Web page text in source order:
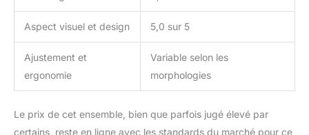
Aspect visuel et design 5,0 sur 5
Ajustement et
ergonomie
Variable selon les
morphologies
Le prix de cet ensemble, bien que parfois jugé élevé par
certains, reste en ligne avec les standards du marché pour ce